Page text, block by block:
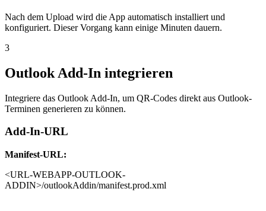
Nach dem Upload wird die App automatisch installiert und
konfiguriert. Dieser Vorgang kann einige Minuten dauern.
3
Outlook Add-In integrieren
Integriere das Outlook Add-In, um QR-Codes direkt aus Outlook-
Terminen generieren zu können.
Add-In-URL
Manifest-URL:
<URL-WEBAPP-OUTLOOK-
ADDIN>/outlookAddin/manifest.prod.xml